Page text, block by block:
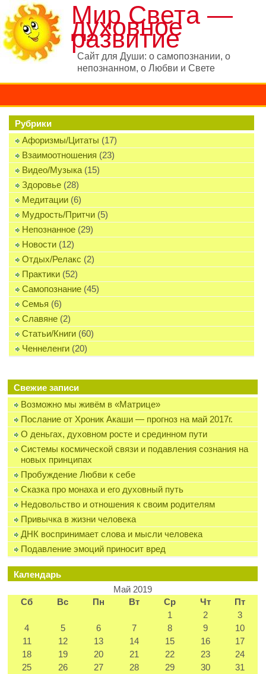
Мир Света —
духовное
развитие
Сайт для Души: о самопознании, о
непознанном, о Любви и Свете
Рубрики
Афоризмы/Цитаты (17)
Взаимоотношения (23)
Видео/Музыка (15)
Здоровье (28)
Медитации (6)
Мудрость/Притчи (5)
Непознанное (29)
Новости (12)
Отдых/Релакс (2)
Практики (52)
Самопознание (45)
Семья (6)
Славяне (2)
Статьи/Книги (60)
Ченнеленги (20)
Свежие записи
Возможно мы живём в «Матрице»
Послание от Хроник Акаши — прогноз на май 2017г.
О деньгах, духовном росте и срединном пути
Системы космической связи и подавления сознания на
новых принципах
Пробуждение Любви к себе
Сказка про монаха и его духовный путь
Недовольство и отношения к своим родителям
Привычка в жизни человека
ДНК воспринимает слова и мысли человека
Подавление эмоций приносит вред
Календарь
Май 2019
Сб
Вс Пн Вт Ср Чт Пт
1 2
3
4
5 6 7 8 9
10
11
12 13 14 15 16
17
18
19 20 21 22 23
24
25
26 27 28 29 30 31